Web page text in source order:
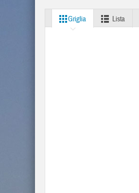
Griglia Lista